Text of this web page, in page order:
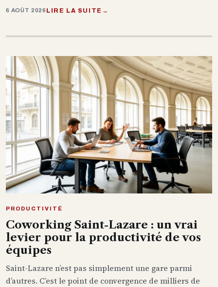
6 AOÛT 2026 LIRE LA SUITE →
PRODUCTIVITÉ
Coworking Saint-Lazare : un vrai
levier pour la productivité de vos
équipes
Saint-Lazare n’est pas simplement une gare parmi
d’autres. C’est le point de convergence de milliers de